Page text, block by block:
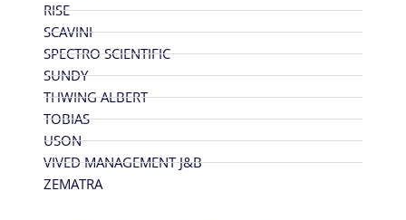
RISE
SCAVINI
SPECTRO SCIENTIFIC
SUNDY
THWING ALBERT
TOBIAS
USON
VIVED MANAGEMENT J&B
ZEMATRA